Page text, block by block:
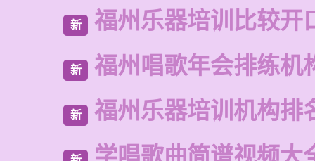
新 福州乐器培训比较开
新 福州唱歌年会排练机
新 福州乐器培训机构排
学唱歌曲简谱视频大